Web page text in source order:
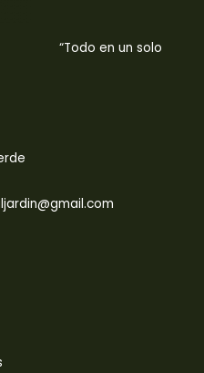
“Todo en un solo